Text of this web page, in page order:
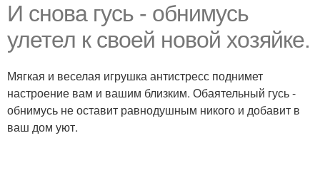
И снова гусь - обнимусь
улетел к своей новой хозяйке.
Мягкая и веселая игрушка антистресс поднимет
настроение вам и вашим близким. Обаятельный гусь -
обнимусь не оставит равнодушным никого и добавит в
ваш дом уют.